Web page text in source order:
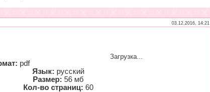
03.12.2016, 14:21
Загрузка...
pdf
Язык: русский
Размер: 56 мб
Кол-во страниц: 60